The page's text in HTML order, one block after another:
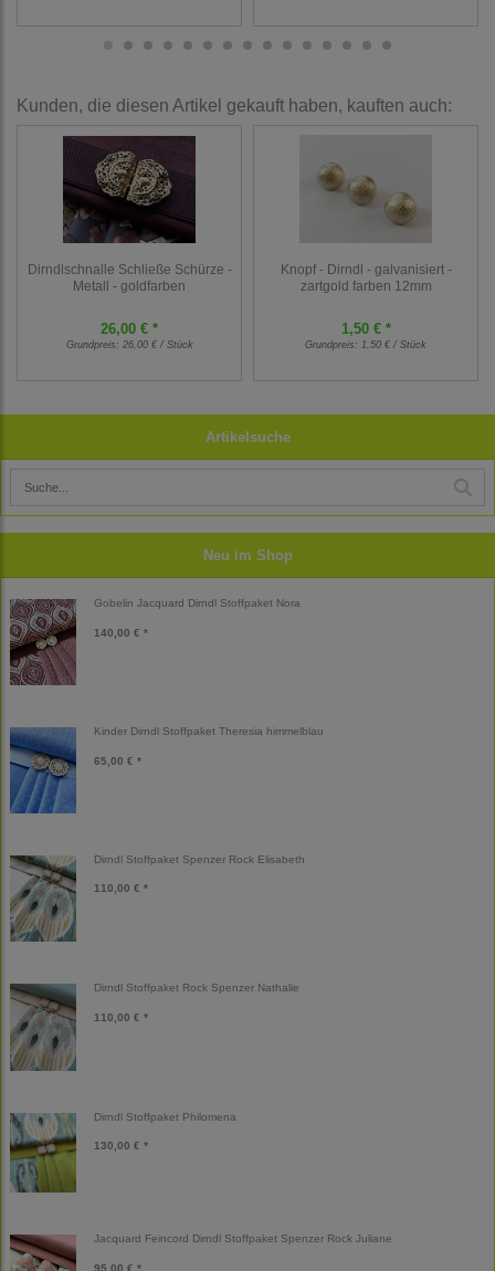
Artikelsuche
Neu im Shop
Gobelin Jacquard Dirndl Stoffpaket Nora
140,00 € *
Kinder Dirndl Stoffpaket Theresia himmelblau
65,00 € *
Dirndl Stoffpaket Spenzer Rock Elisabeth
110,00 € *
Dirndl Stoffpaket Rock Spenzer Nathalie
110,00 € *
Dirndl Stoffpaket Philomena
130,00 € *
Jacquard Feincord Dirndl Stoffpaket Spenzer Rock Juliane
95,00 € *
Kunden, die diesen Artikel gekauft haben, kauften auch:
Dirndlschnalle Schließe Schürze -
Metall - goldfarben
26,00 € *
Grundpreis: 26,00 € / Stück
Knopf - Dirndl - galvanisiert -
zartgold farben 12mm
1,50 € *
Grundpreis: 1,50 € / Stück